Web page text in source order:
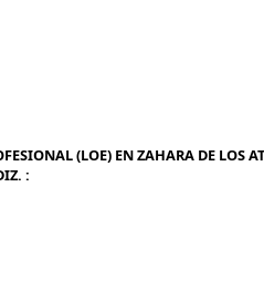
(LOE) EN ZAHARA DE LOS
: